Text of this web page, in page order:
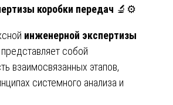
коробки передач 🔬⚙️
инженерной экспертизы
представляет собой
взаимосвязанных этапов,
системного анализа и